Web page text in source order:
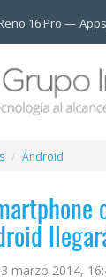
16 Pro
Android
marzo 2014,